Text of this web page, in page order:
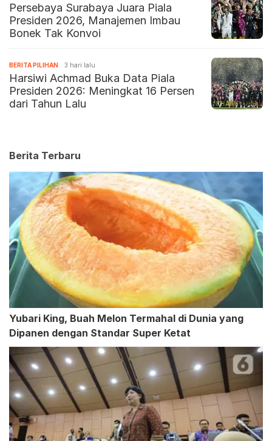
Persebaya Surabaya Juara Piala
Presiden 2026, Manajemen Imbau
Bonek Tak Konvoi
BERITA PILIHAN 3 hari lalu
Harsiwi Achmad Buka Data Piala
Presiden 2026: Meningkat 16 Persen
dari Tahun Lalu
Berita Terbaru
Yubari King, Buah Melon Termahal di Dunia yang
Dipanen dengan Standar Super Ketat